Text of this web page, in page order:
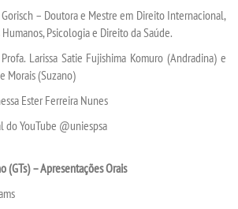
– Doutora e Mestre em Direito Internacional,
Psicologia e Direito da Saúde.
Larissa Satie Fujishima Komuro (Andradina) e
Morais (Suzano)
Ester Ferreira Nunes
do YouTube @uniespsa
(GTs) – Apresentações Orais